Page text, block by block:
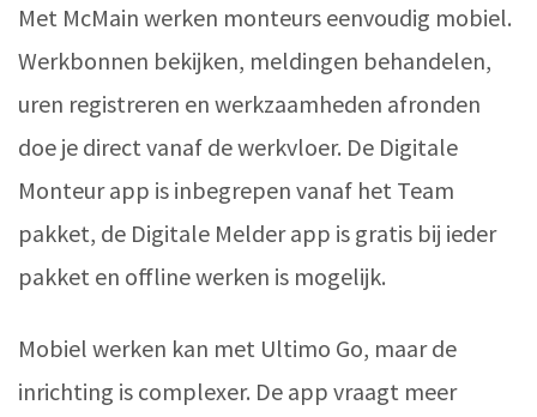
Met McMain werken monteurs eenvoudig mobiel.
Werkbonnen bekijken, meldingen behandelen,
uren registreren en werkzaamheden afronden
doe je direct vanaf de werkvloer. De Digitale
Monteur app is inbegrepen vanaf het Team
pakket, de Digitale Melder app is gratis bij ieder
pakket en offline werken is mogelijk.
Mobiel werken kan met Ultimo Go, maar de
inrichting is complexer. De app vraagt meer